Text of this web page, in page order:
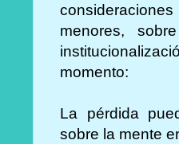
menores,
momento:
La pérdida
sobre la mente